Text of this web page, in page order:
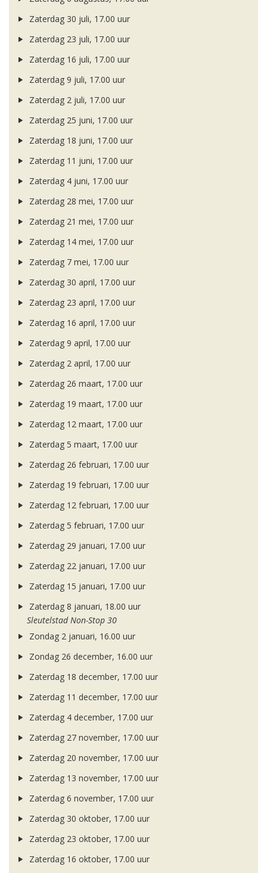
Zaterdag 30 juli, 17.00 uur
Zaterdag 23 juli, 17.00 uur
Zaterdag 16 juli, 17.00 uur
Zaterdag 9 juli, 17.00 uur
Zaterdag 2 juli, 17.00 uur
Zaterdag 25 juni, 17.00 uur
Zaterdag 18 juni, 17.00 uur
Zaterdag 11 juni, 17.00 uur
Zaterdag 4 juni, 17.00 uur
Zaterdag 28 mei, 17.00 uur
Zaterdag 21 mei, 17.00 uur
Zaterdag 14 mei, 17.00 uur
Zaterdag 7 mei, 17.00 uur
Zaterdag 30 april, 17.00 uur
Zaterdag 23 april, 17.00 uur
Zaterdag 16 april, 17.00 uur
Zaterdag 9 april, 17.00 uur
Zaterdag 2 april, 17.00 uur
Zaterdag 26 maart, 17.00 uur
Zaterdag 19 maart, 17.00 uur
Zaterdag 12 maart, 17.00 uur
Zaterdag 5 maart, 17.00 uur
Zaterdag 26 februari, 17.00 uur
Zaterdag 19 februari, 17.00 uur
Zaterdag 12 februari, 17.00 uur
Zaterdag 5 februari, 17.00 uur
Zaterdag 29 januari, 17.00 uur
Zaterdag 22 januari, 17.00 uur
Zaterdag 15 januari, 17.00 uur
Zaterdag 8 januari, 18.00 uur
Sleutelstad Non-Stop 30
Zondag 2 januari, 16.00 uur
Zondag 26 december, 16.00 uur
Zaterdag 18 december, 17.00 uur
Zaterdag 11 december, 17.00 uur
Zaterdag 4 december, 17.00 uur
Zaterdag 27 november, 17.00 uur
Zaterdag 20 november, 17.00 uur
Zaterdag 13 november, 17.00 uur
Zaterdag 6 november, 17.00 uur
Zaterdag 30 oktober, 17.00 uur
Zaterdag 23 oktober, 17.00 uur
Zaterdag 16 oktober, 17.00 uur